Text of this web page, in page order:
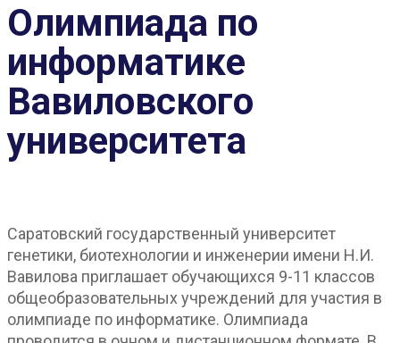
Олимпиада по
информатике
Вавиловского
университета
Саратовский государственный университет
генетики, биотехнологии и инженерии имени Н.И.
Вавилова приглашает обучающихся 9-11 классов
общеобразовательных учреждений для участия в
олимпиаде по информатике. Олимпиада